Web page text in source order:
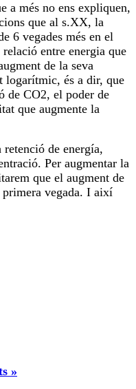
a més no ens expliquen,
que al s.XX, la
6 vegades més en el
entre energia que
de la seva
logarítmic, és a dir, que
de CO2, el poder de
que augmente la
de energía,
Per augmentar la
que el augment de
vegada. I així
»